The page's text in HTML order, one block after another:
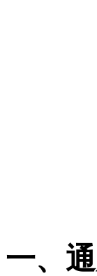
一、